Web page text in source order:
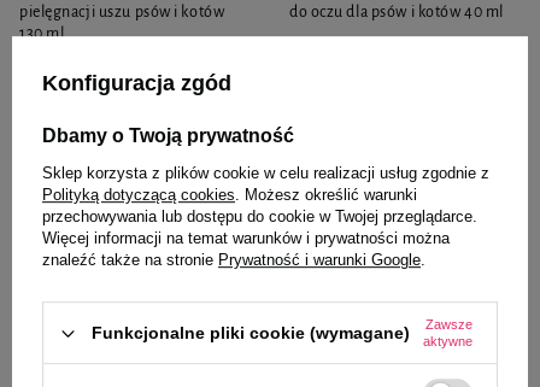
pielęgnacji uszu psów i kotów
130 ml
28,99 zł 223,00 zł / l
- +
Do koszyka
do oczu dla psów i kotów 40 ml
Do koszyka
Konfiguracja zgód
Dbamy o Twoją prywatność
Sklep korzysta z plików cookie w celu realizacji usług zgodnie z
Polityką dotyczącą cookies. Możesz określić warunki
przechowywania lub dostępu do cookie w Twojej przeglądarce.
Więcej informacji na temat warunków i prywatności można
znaleźć także na stronie Prywatność i warunki Google.
Funkcjonalne pliki cookie (wymagane)
Zawsze
aktywne